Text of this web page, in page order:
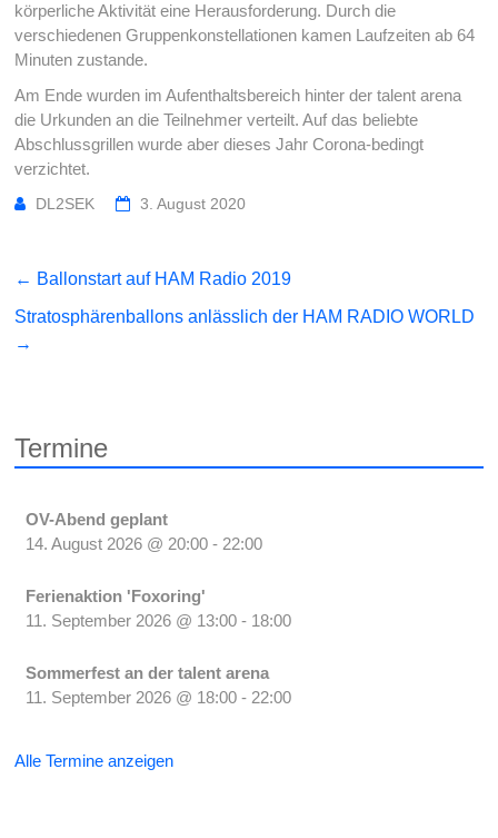
körperliche Aktivität eine Herausforderung. Durch die
verschiedenen Gruppenkonstellationen kamen Laufzeiten ab 64
Minuten zustande.
Am Ende wurden im Aufenthaltsbereich hinter der talent arena
die Urkunden an die Teilnehmer verteilt. Auf das beliebte
Abschlussgrillen wurde aber dieses Jahr Corona-bedingt
verzichtet.
DL2SEK 3. August 2020
← Ballonstart auf HAM Radio 2019
Stratosphärenballons anlässlich der HAM RADIO WORLD
→
Termine
OV-Abend geplant
14. August 2026 @ 20:00 - 22:00
Ferienaktion 'Foxoring'
11. September 2026 @ 13:00 - 18:00
Sommerfest an der talent arena
11. September 2026 @ 18:00 - 22:00
Alle Termine anzeigen